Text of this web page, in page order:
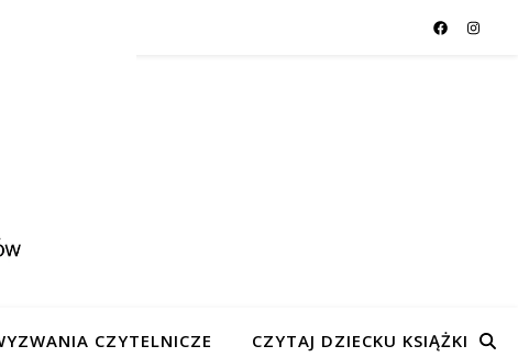
CZYTELNICZE CZYTAJ DZIECKU KSIĄŻKI